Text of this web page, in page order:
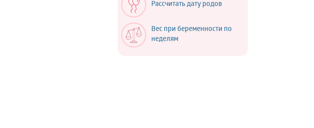
Рассчитать дату родов
Вес при беременности по
неделям